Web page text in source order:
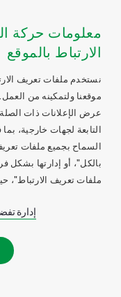
معلومات حركة
الارتباط بالموقع
نستخدم ملفات تعريف
موقعنا ولتمكينه من
عرض الإعلانات ذات
التابعة لجهات خارجية،
السماح بجميع ملفات
بالكل"، أو إدارتها
ملفات تعريف الارتباط"،
إدارة